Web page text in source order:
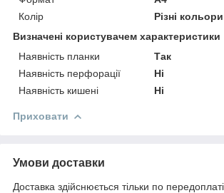
Колір
Різні кольори
Визначені користувачем характеристики
Наявність планки
Так
Наявність перфорації
Ні
Наявність кишені
Ні
Приховати
Умови доставки
Доставка здійснюється тільки по передоплаті.